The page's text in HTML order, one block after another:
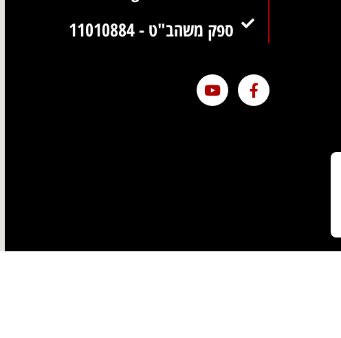
ספק משהב"ט - 11010884